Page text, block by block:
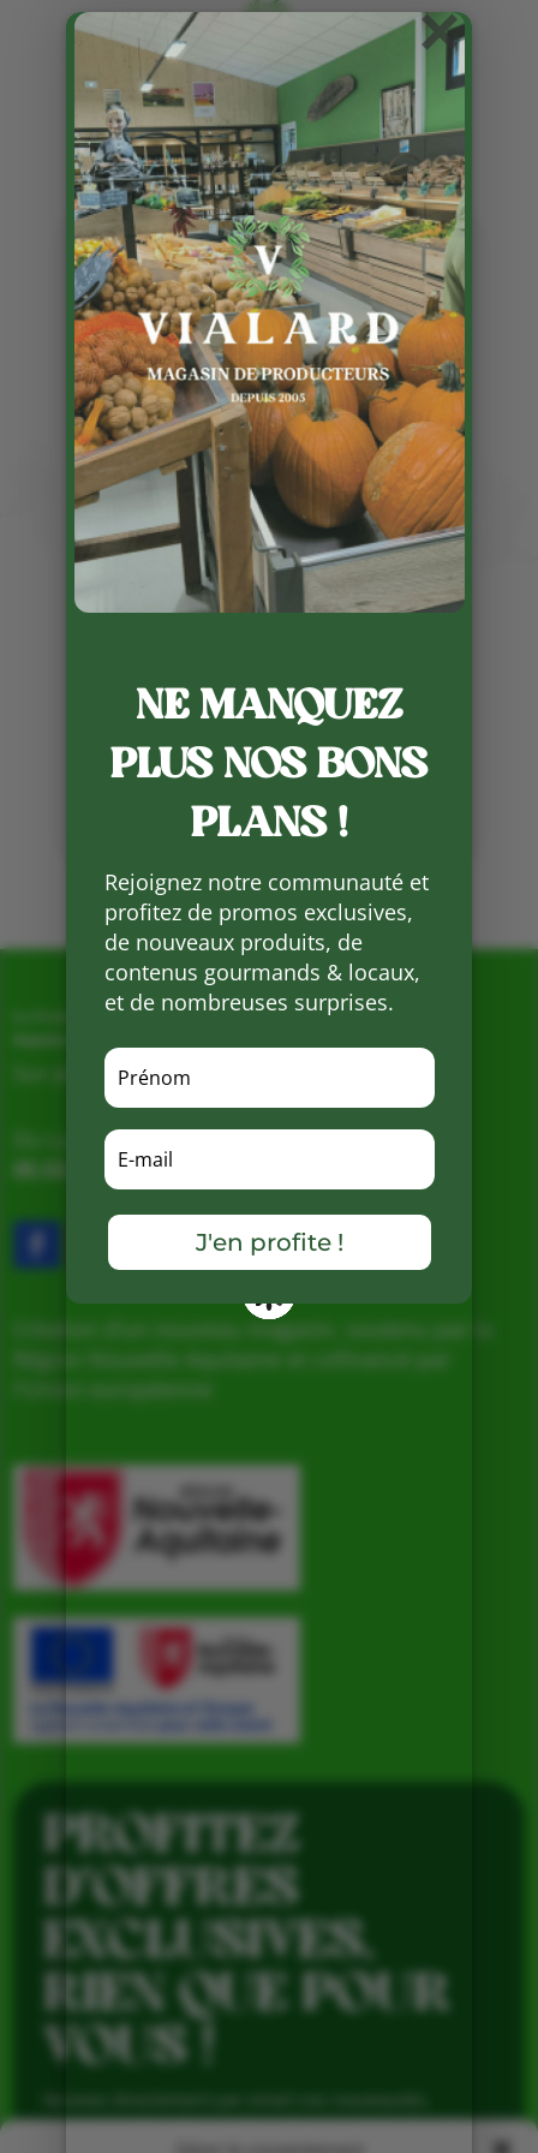
Recette: Chou PAK CHOÏ
Publié le 9 05 2023
Partager
sur
Facebook
Mots clés :
Sur place, Livraison et Expéditions
Du Lundi au Samedi de 9h à 19h
05.53.31.98.50–
Création d’un nouveau magasin, soutenu par la
PROFITEZ
D’OFFRES
EXCLUSIVES,
RIEN QUE POUR
VOUS !
avantages réservés aux abonnés et produits de saison,
NE MANQUEZ
PLUS NOS BONS
PLANS !
Rejoignez notre communauté et
profitez de promos exclusives,
de nouveaux produits, de
contenus gourmands & locaux,
et de nombreuses surprises.
J'en profite !
×